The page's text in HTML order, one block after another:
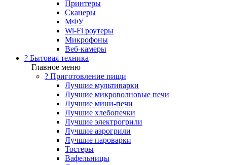
Принтеры
Сканеры
МФУ
Wi-Fi роутеры
Микрофоны
Веб-камеры
? Бытовая техника
Главное меню
? Приготовление пищи
Лучшие мультиварки
Лучшие микроволновые печи
Лучшие мини-печи
Лучшие хлебопечки
Лучшие электрогрили
Лучшие аэрогрили
Лучшие пароварки
Тостеры
Вафельницы